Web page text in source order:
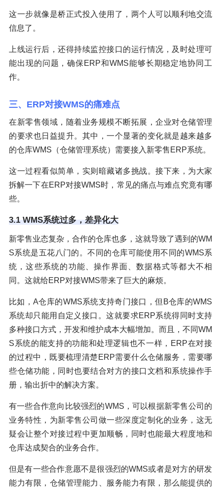
这一步就像是桥正式投入使用了，两个人可以顺利地交流
信息了。
上线运行后，还得持续监控接口的运行情况，及时处理可
能出现的问题，确保ERP和WMS能够长期稳定地协同工
作。
三、ERP对接WMS的痛难点
在新零售领域，随着业务规模不断拓展，企业对仓储管理
的要求也日益提升。其中，一个显著的变化就是越来越多
的仓库WMS（仓储管理系统）需要接入新零售ERP系统。
这一过程看似简单，实则暗藏诸多挑战。接下来，为大家
拆解一下在ERP对接WMS时，常见的痛点与难点究竟有哪
些。
3.1 WMS系统过多，差异化大
新零售业态复杂，合作的仓库也多，这就导致了遇到的WM
S系统是五花八门的。不同的仓库可能使用不同的WMS系
统，这些系统的功能、操作界面、数据格式等都大不相
同。这就给ERP对接WMS带来了巨大的麻烦。
比如，A仓库的WMS系统支持奇门接口，但B仓库的WMS
系统却只能用自定义接口。这就要求ERP系统得同时支持
多种接口方式，开发和维护成本大幅增加。而且，不同WM
S系统的能支持的功能和处理逻辑也不一样，ERP在对接
的过程中，既要梳理清楚ERP需要什么仓储服务，需要哪
些仓储功能，同时也要结合对方的接口文档和系统操作手
册，输出折中的解决方案。
有一些合作意向比较强烈的WMS，可以根据新零售公司的
业务特性，为新零售公司做一些深度定制化的业务，这无
疑会让整个对接过程中更加顺畅，同时也能最大程度地和
仓库达成契合的业务合作。
但是有一些合作意愿不是很强烈的WMS或者是对方的研发
能力有限，仓储管理能力、服务能力有限，那么能提供的